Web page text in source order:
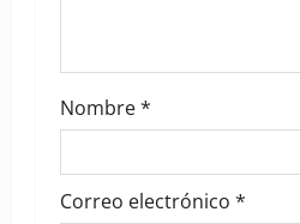
Nombre*
Correo electrónico *